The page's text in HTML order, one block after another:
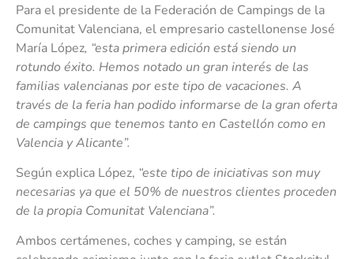
Para el presidente de la Federación de Campings de la
Comunitat Valenciana, el empresario castellonense José
María López, “esta primera edición está siendo un
rotundo éxito. Hemos notado un gran interés de las
familias valencianas por este tipo de vacaciones. A
través de la feria han podido informarse de la gran oferta
de campings que tenemos tanto en Castellón como en
Valencia y Alicante”.
Según explica López, “este tipo de iniciativas son muy
necesarias ya que el 50% de nuestros clientes proceden
de la propia Comunitat Valenciana”.
Ambos certámenes, coches y camping, se están